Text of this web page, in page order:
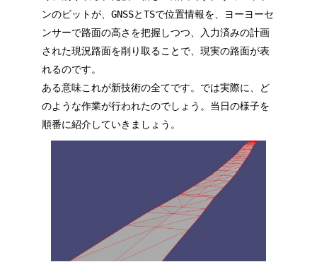
ンのビットが、GNSSとTSで位置情報を、ヨーヨーセ
ンサーで路面の高さを把握しつつ、入力済みの計画
された現況路面を削り取ることで、現実の路面が表
れるのです。
ある意味これが新技術の全てです。では実際に、ど
のような作業が行われたのでしょう。当日の様子を
順番に紹介していきましょう。